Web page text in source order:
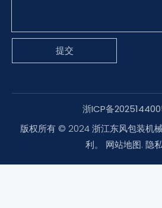
提交
浙ICP备
版权所有 © 2024 浙江东风包装机
利。 网站地图. 隐